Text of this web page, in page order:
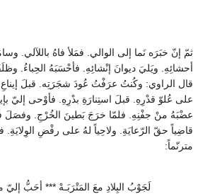
ثمّ إنّ خبَرَه نَما إلى الوالي. فمَلأ فاهُ باللآلي.
أحشائِهِ. ويَليَ ديوانَ إنْشائِهِ. فأحْسَبَهُ الحِباءُ.
قال الراوي: وكُنتُ عرَفْتُ عُودَ شجَرَتِه. قبلَ إيناعِ
على عُلوّ قدْرِهِ. قبلَ استِنارَةِ بدْرِهِ. فأوْحى إليّ
عضْبَهُ منْ جفْنِهِ. فلمّا خرَجَ بَطينَ الخُرْجِ. وفصَلَ
قاضِياً حقّ الرّعايَةِ. ولاحِياً لهُ على رفْضِ
مترنّماً:
لَجَوْبُ البِلادِ معَ المَتْرَبَـهْ *** أحَبُّ إليّ